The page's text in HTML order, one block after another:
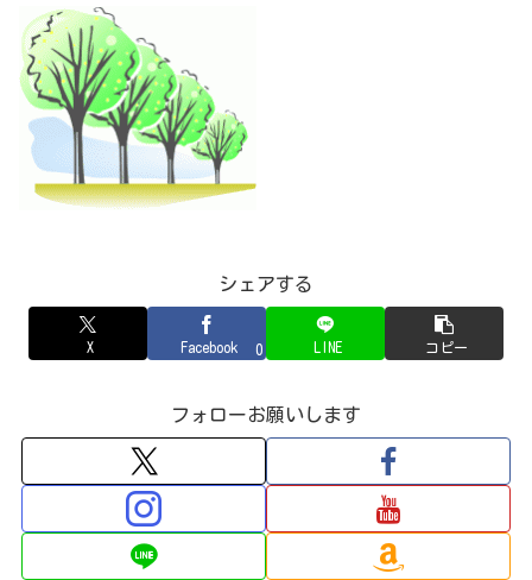
シェアする
X Facebook 0 LINE コピー
フォローお願いします